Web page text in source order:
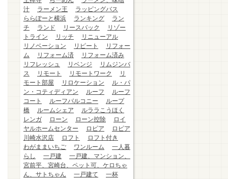
汁
ラーメン王
ラッピングバス
ららぽーと横浜
ランキング
ラン
チ
ランド リースバック
リゾー
トライン
リッチ
リニューアル
リノベーション
リピート
リフォー
ム
リフォーム済
リフォーム済み
リフレッシュ
リベンジ
リムジンバ
ス
リモート リモートワーク
リ
モート部屋
リロケーション
ル・パ
ン・コティディアン
ルーフ
ルーフ
コート
ルーフバルコニー
ループ
橋
ルームシェア
ルララこうほく
レンガ
ローン ローン控除
ロイ
ヤルホームセンター
ロピア
ロピア
川崎水沢店
ロフト
ロフト付き
わがままいちご
ワンルーム
一人暮
らし
一戸建
一戸建、マンション、
宮前平、宮崎台、ペット可、ケロちゃ
ん、サトちゃん
一戸建て
一杯